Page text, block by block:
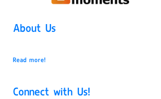
About Us
Read more!
Connect with Us!